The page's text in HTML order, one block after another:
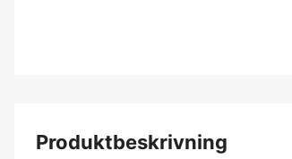
Produktbeskrivning